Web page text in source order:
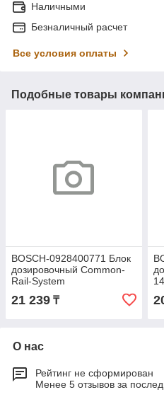
Наличными
Безналичный расчет
Все условия оплаты
Подобные товары
BOSCH-0928400771 Блок
дозировочный Common-
Rail-System
21 239 ₸
О нас
Рейтинг не сформирован
Менее 5 отзывов за